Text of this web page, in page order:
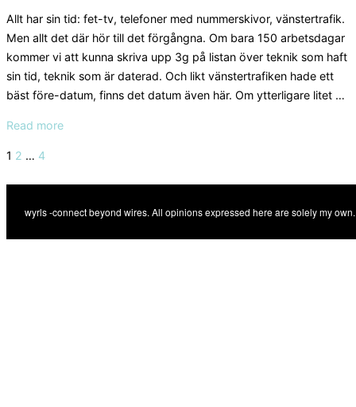
Allt har sin tid: fet-tv, telefoner med nummerskivor, vänstertrafik.
Men allt det där hör till det förgångna. Om bara 150 arbetsdagar
kommer vi att kunna skriva upp 3g på listan över teknik som haft
sin tid, teknik som är daterad. Och likt vänstertrafiken hade ett
bäst före-datum, finns det datum även här. Om ytterligare litet …
Read more“Endast
med
kvar:
hög
Posts
pagination
1 2 … 4